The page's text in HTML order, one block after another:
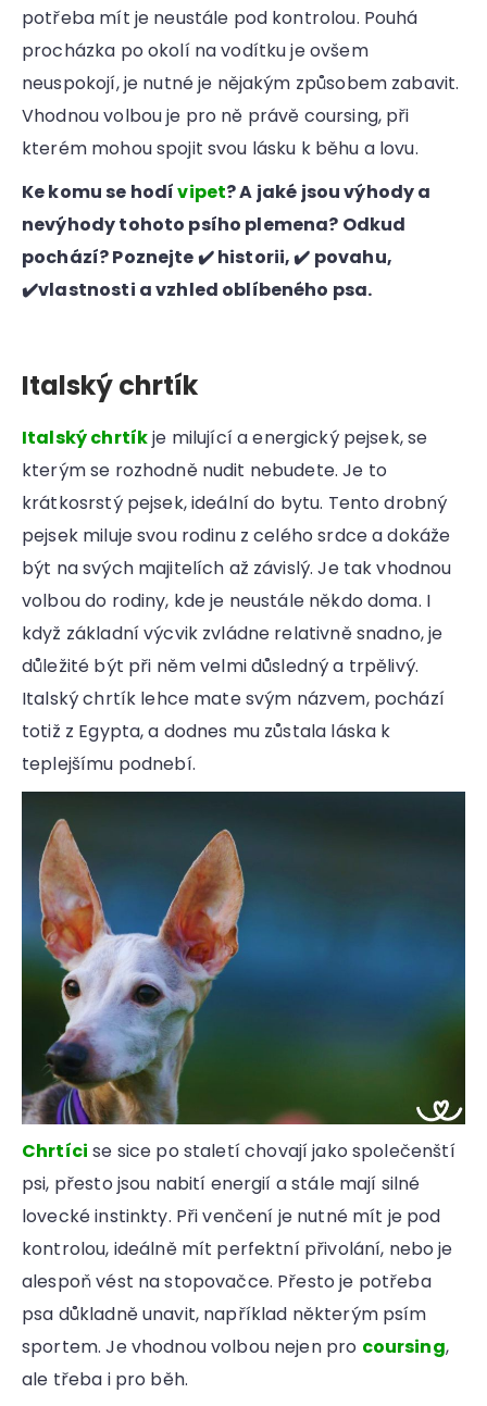
potřeba mít je neustále pod kontrolou. Pouhá
procházka po okolí na vodítku je ovšem
neuspokojí, je nutné je nějakým způsobem zabavit.
Vhodnou volbou je pro ně právě coursing, při
kterém mohou spojit svou lásku k běhu a lovu.
Ke komu se hodívipet? A jaké jsou výhody a
nevýhody tohoto psího plemena? Odkud
pochází? Poznejte ✔️ historii, ✔️ povahu,
✔️vlastnosti a vzhled oblíbeného psa.
Italský chrtík
Italský chrtíkje milující a energický pejsek, se
kterým se rozhodně nudit nebudete. Je to
krátkosrstý pejsek, ideální do bytu. Tento drobný
pejsek miluje svou rodinu z celého srdce a dokáže
být na svých majitelích až závislý. Je tak vhodnou
volbou do rodiny, kde je neustále někdo doma. I
když základní výcvik zvládne relativně snadno, je
důležité být při něm velmi důsledný a trpělivý.
Italský chrtík lehce mate svým názvem, pochází
totiž z Egypta, a dodnes mu zůstala láska k
teplejšímu podnebí.
Chrtíci se sice po staletí chovají jako společenští
psi, přesto jsou nabití energií a stále mají silné
lovecké instinkty. Při venčení je nutné mít je pod
kontrolou, ideálně mít perfektní přivolání, nebo je
alespoň vést na stopovačce. Přesto je potřeba
psa důkladně unavit, například některým psím
sportem. Je vhodnou volbou nejen pro coursing,
ale třeba i pro běh.